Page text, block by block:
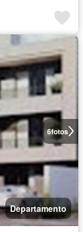
6fotos
Departamento